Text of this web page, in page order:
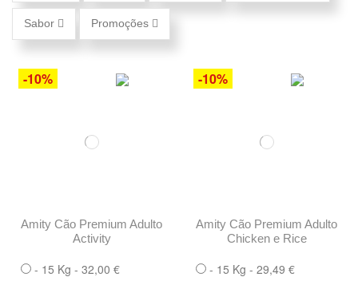
Sabor Promoções
-10%
Amity Cão Premium Adulto
Activity
- 15 Kg - 32,00 €
-10%
Amity Cão Premium Adulto
Chicken e Rice
- 15 Kg - 29,49 €